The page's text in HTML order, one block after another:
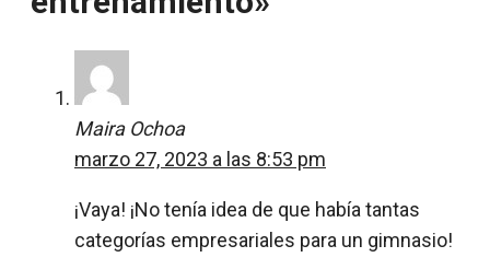
Maira Ochoa
marzo 27, 2023 a las 8:53 pm
¡Vaya! ¡No tenía idea de que había tantas
categorías empresariales para un gimnasio!